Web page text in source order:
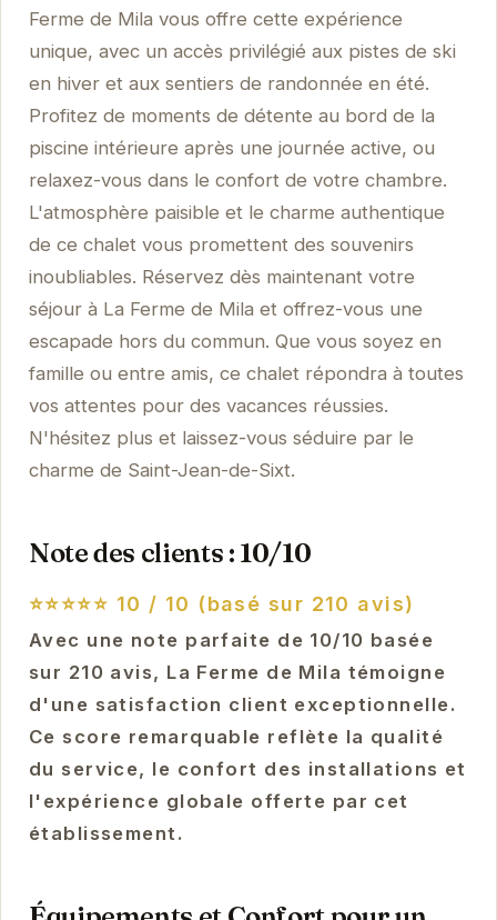
Ferme de Mila vous offre cette expérience
unique, avec un accès privilégié aux pistes de ski
en hiver et aux sentiers de randonnée en été.
Profitez de moments de détente au bord de la
piscine intérieure après une journée active, ou
relaxez-vous dans le confort de votre chambre.
L'atmosphère paisible et le charme authentique
de ce chalet vous promettent des souvenirs
inoubliables. Réservez dès maintenant votre
séjour à La Ferme de Mila et offrez-vous une
escapade hors du commun. Que vous soyez en
famille ou entre amis, ce chalet répondra à toutes
vos attentes pour des vacances réussies.
N'hésitez plus et laissez-vous séduire par le
charme de Saint-Jean-de-Sixt.
Note des clients : 10/10
⭐⭐⭐⭐⭐ 10 / 10 (basé sur 210 avis)
Avec une note parfaite de 10/10 basée
sur 210 avis, La Ferme de Mila témoigne
d'une satisfaction client exceptionnelle.
Ce score remarquable reflète la qualité
du service, le confort des installations et
l'expérience globale offerte par cet
établissement.